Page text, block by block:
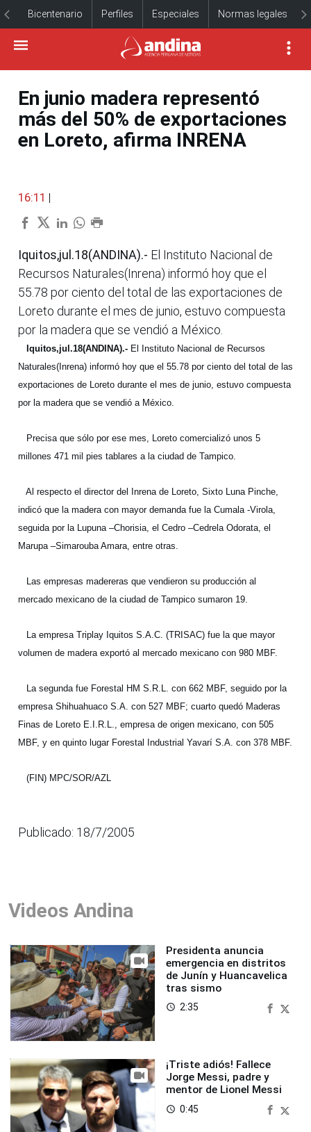
Bicentenario Perfiles Especiales Normas legales
En junio madera representó
más del 50% de exportaciones
en Loreto, afirma INRENA
16:11 |
Iquitos,jul.18(ANDINA).- El Instituto Nacional de
Recursos Naturales(Inrena) informó hoy que el
55.78 por ciento del total de las exportaciones de
Loreto durante el mes de junio, estuvo compuesta
por la madera que se vendió a México.
Iquitos,jul.18(ANDINA).- El Instituto Nacional de Recursos
Naturales(Inrena) informó hoy que el 55.78 por ciento del total de las
exportaciones de Loreto durante el mes de junio, estuvo compuesta
por la madera que se vendió a México.
Precisa que sólo por ese mes, Loreto comercializó unos 5
millones 471 mil pies tablares a la ciudad de Tampico.
Al respecto el director del Inrena de Loreto, Sixto Luna Pinche,
indicó que la madera con mayor demanda fue la Cumala -Virola,
seguida por la Lupuna –Chorisia, el Cedro –Cedrela Odorata, el
Marupa –Simarouba Amara, entre otras.
Las empresas madereras que vendieron su producción al
mercado mexicano de la ciudad de Tampico sumaron 19.
La empresa Triplay Iquitos S.A.C. (TRISAC) fue la que mayor
volumen de madera exportó al mercado mexicano con 980 MBF.
La segunda fue Forestal HM S.R.L. con 662 MBF, seguido por la
empresa Shihuahuaco S.A. con 527 MBF; cuarto quedó Maderas
Finas de Loreto E.I.R.L., empresa de origen mexicano, con 505
MBF, y en quinto lugar Forestal Industrial Yavarí S.A. con 378 MBF.
(FIN) MPC/SOR/AZL
Publicado: 18/7/2005
Videos Andina
Presidenta anuncia
emergencia en distritos
de Junín y Huancavelica
tras sismo
access_time 2:35
¡Triste adiós! Fallece
Jorge Messi, padre y
mentor de Lionel Messi
access_time 0:45